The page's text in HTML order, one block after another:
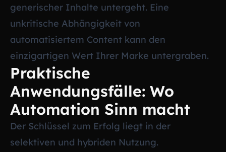
generischer Inhalte untergeht. Eine
unkritische Abhängigkeit von
automatisiertem Content kann den
einzigartigen Wert Ihrer Marke untergraben.
Praktische
Anwendungsfälle: Wo
Automation Sinn macht
Der Schlüssel zum Erfolg liegt in der
selektiven und hybriden Nutzung.